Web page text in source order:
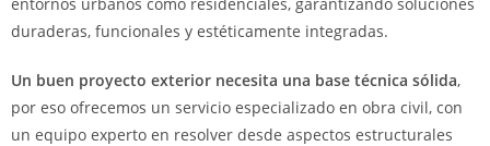
duraderas, funcionales y estéticamente integradas.
Un buen proyecto exterior necesita una base técnica sólida,
por eso ofrecemos un servicio especializado en obra civil, con
un equipo experto en resolver desde aspectos estructurales